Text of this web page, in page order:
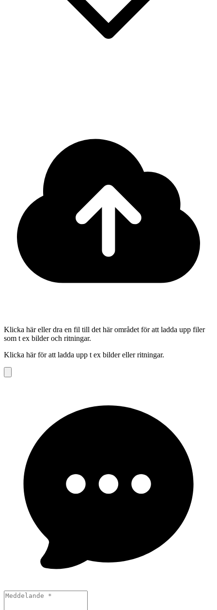
Klicka här eller dra en fil till det här området för att ladda upp filer
som t ex bilder och ritningar.
Klicka här för att ladda upp t ex bilder eller ritningar.